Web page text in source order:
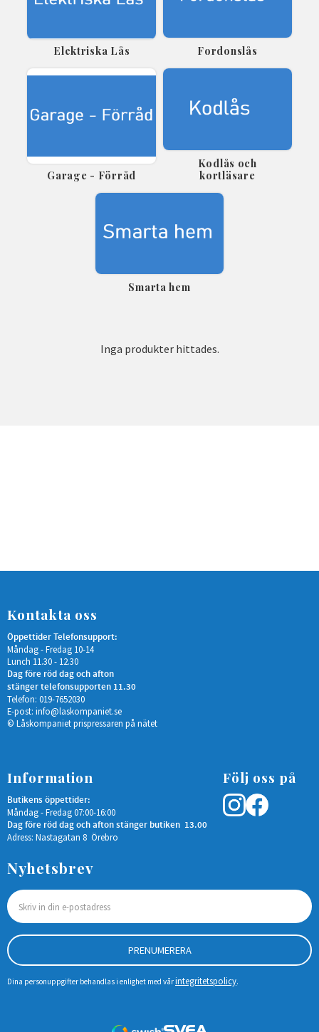
Elektriska Lås Fordonslås
Garage - Förråd
Kodlås och
kortläsare
Smarta hem
Inga produkter hittades.
Kontakta oss
Öppettider Telefonsupport:
Måndag - Fredag 10-14
Lunch 11.30 - 12.30
Dag före röd dag och afton
stänger telefonsupporten 11.30
Telefon: 019-7652030
E-post: info@laskompaniet.se
© Låskompaniet prispressaren på nätet
Information
Butikens öppettider:
Måndag - Fredag 07:00-16:00
Dag före röd dag och afton stänger butiken 13.00
Adress: Nastagatan 8 Örebro
Följ oss på
Nyhetsbrev
PRENUMERERA
Dina personuppgifter behandlas i enlighet med vårintegritetspolicy.